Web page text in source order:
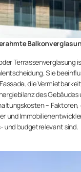
Terrassenverglasung
Sie
die
des Gebäudes
– Faktoren,
und
und budgetrelevant sind.